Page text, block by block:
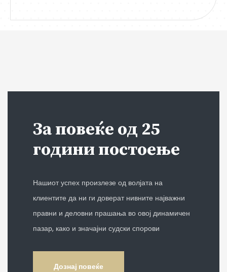
За повеќе од 25
години постоење
Нашиот успех произлезе од волјата на
клиентите да ни ги доверат нивните најважни
правни и деловни прашања во овој динамичен
пазар, како и значајни судски спорови
Дознај повеќе